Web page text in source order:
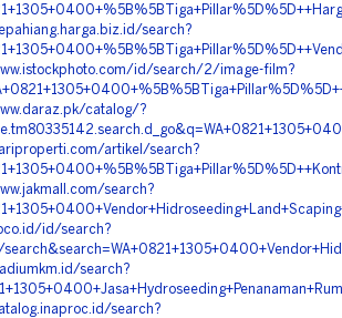
search?
id/search/2/image-film?
catalog/?
artikel/search?
search?
id/search?
search?
search?